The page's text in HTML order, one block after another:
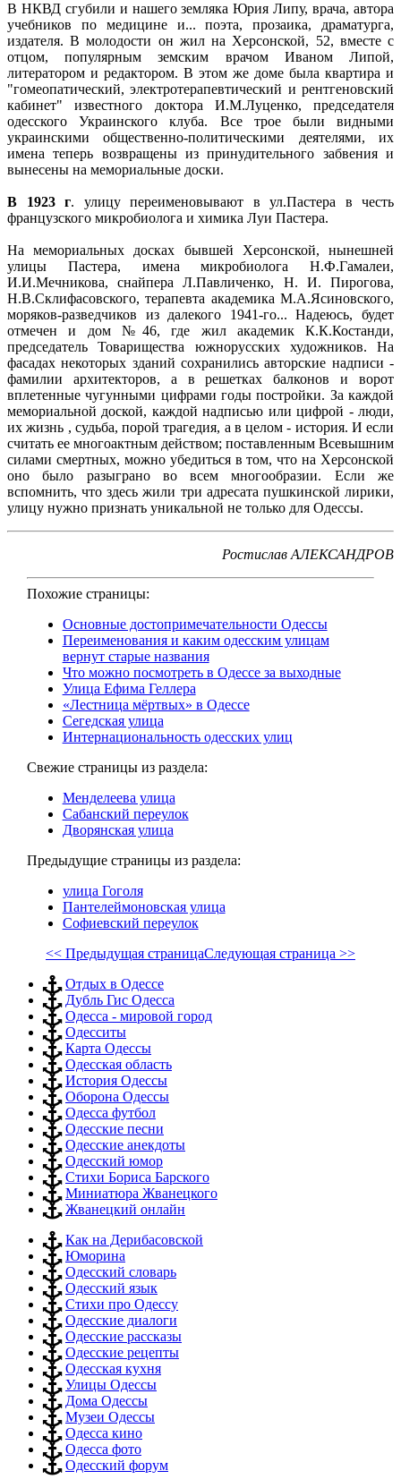
В НКВД сгубили и нашего земляка Юрия Липу, врача, автора
учебников по медицине и... поэта, прозаика, драматурга,
издателя. В молодости он жил на Херсонской, 52, вместе с
отцом, популярным земским врачом Иваном Липой,
литератором и редактором. В этом же доме была квартира и
"гомеопатический, электротерапевтический и рентгеновский
кабинет" известного доктора И.М.Луценко, председателя
одесского Украинского клуба. Все трое были видными
украинскими общественно-политическими деятелями, их
имена теперь возвращены из принудительного забвения и
вынесены на мемориальные доски.
В 1923 г. улицу переименовывают в ул.Пастера в честь
французского микробиолога и химика Луи Пастера.
На мемориальных досках бывшей Херсонской, нынешней
улицы Пастера, имена микробиолога Н.Ф.Гамалеи,
И.И.Мечникова, снайпера Л.Павличенко, Н. И. Пирогова,
Н.В.Склифасовского, терапевта академика М.А.Ясиновского,
моряков-разведчиков из далекого 1941-го... Надеюсь, будет
отмечен и дом №46, где жил академик К.К.Костанди,
председатель Товарищества южнорусских художников. На
фасадах некоторых зданий сохранились авторские надписи -
фамилии архитекторов, а в решетках балконов и ворот
вплетенные чугунными цифрами годы постройки. За каждой
мемориальной доской, каждой надписью или цифрой - люди,
их жизнь , судьба, порой трагедия, а в целом - история. И если
считать ее многоактным действом; поставленным Всевышним
силами смертных, можно убедиться в том, что на Херсонской
оно было разыграно во всем многообразии. Если же
вспомнить, что здесь жили три адресата пушкинской лирики,
улицу нужно признать уникальной не только для Одессы.
Ростислав АЛЕКСАНДРОВ
Похожие страницы:
Основные достопримечательности Одессы
Переименования и каким одесским улицам
вернут старые названия
Что можно посмотреть в Одессе за выходные
Улица Ефима Геллера
«Лестница мёртвых» в Одессе
Сегедская улица
Интернациональность одесских улиц
Свежие страницы из раздела:
Менделеева улица
Сабанский переулок
Дворянская улица
Предыдущие страницы из раздела:
улица Гоголя
Пантелеймоновская улица
Софиевский переулок
<< Предыдущая страницаСледующая страница >>
Отдых в Одессе
Дубль Гис Одесса
Одесса - мировой город
Одесситы
Карта Одессы
Одесская область
История Одессы
Оборона Одессы
Одесса футбол
Одесские песни
Одесские анекдоты
Одесский юмор
Стихи Бориса Барского
Миниатюра Жванецкого
Жванецкий онлайн
Как на Дерибасовской
Юморина
Одесский словарь
Одесский язык
Стихи про Одессу
Одесские диалоги
Одесские рассказы
Одесские рецепты
Одесская кухня
Улицы Одессы
Дома Одессы
Музеи Одессы
Одесса кино
Одесса фото
Одесский форум